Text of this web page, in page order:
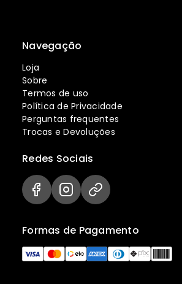
Navegação
Loja
Sobre
Termos de uso
Política de Privacidade
Perguntas frequentes
Trocas e Devoluções
Formas de Pagamento
Redes Sociais